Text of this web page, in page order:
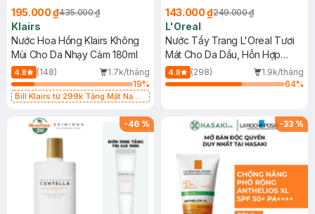
195.000 ₫435.000 ₫
Klairs
Nước Hoa Hồng Klairs Không
Mùi Cho Da Nhạy Cảm 180ml
4.8 (148)
1.7k/tháng
19%
Bill Klairs từ 299k Tặng Mặt Nạ
25ml (SL Có Hạn)
143.000 ₫249.000 ₫
L'Oreal
Nước Tẩy Trang L'Oreal Tươi
Mát Cho Da Dầu, Hỗn Hợp
400ml
4.8 (298)
1.9k/tháng
64%
-46 % -33 %